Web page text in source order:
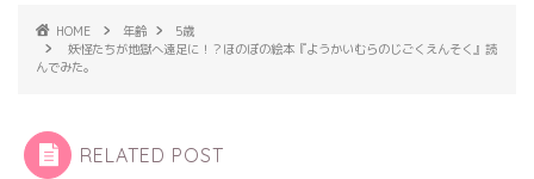
HOME 年齢
5歳
妖怪たちが地獄へ遠足に！？ほのぼの絵本『ようかいむらのじごくえんそく』読
んでみた。
RELATED POST